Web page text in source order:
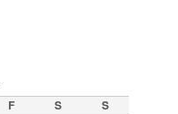
F S S